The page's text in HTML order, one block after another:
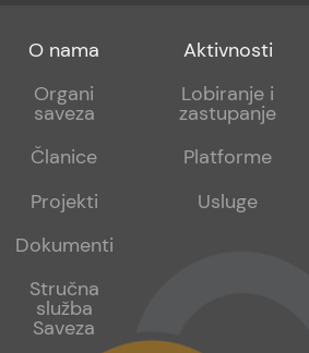
Footer
sub
O nama
Organi
saveza
Članice
Projekti
Dokumenti
Stručna
služba
Saveza
Footer
sub
Aktivnosti
Lobiranje i
zastupanje
Platforme
Usluge